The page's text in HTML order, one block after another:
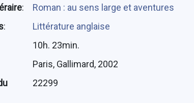
:
Roman : au sens large et aventures
:
Littérature anglaise
10h. 23min.
Paris, Gallimard, 2002
22299